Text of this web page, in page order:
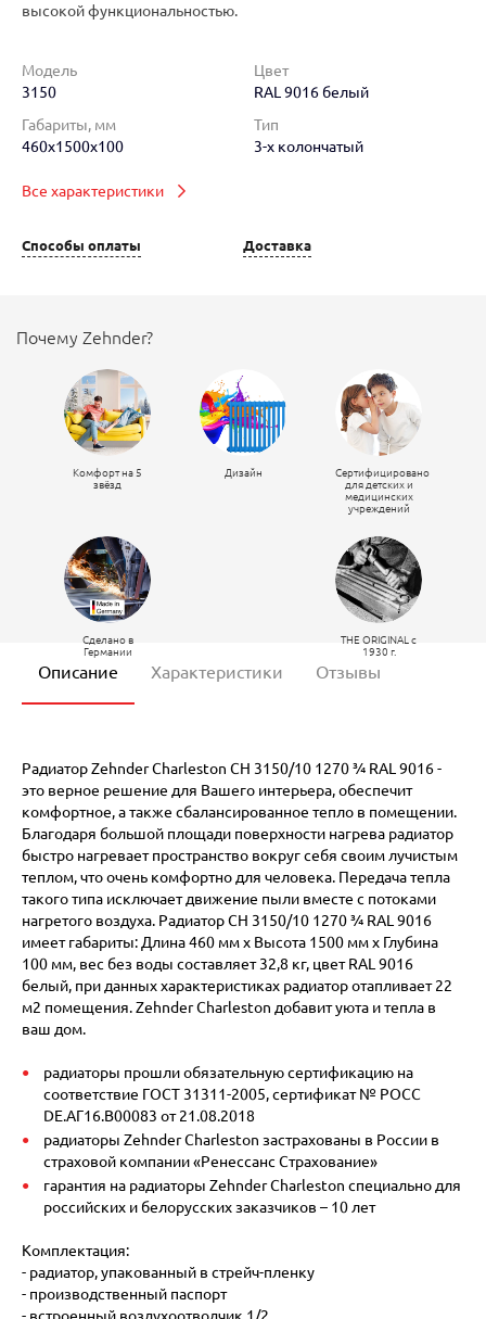
высокой функциональностью.
Модель
3150
Цвет
RAL 9016 белый
Габариты, мм
460x1500x100
Тип
3-х колончатый
Все характеристики
Способы оплаты Доставка
Почему Zehnder?
Комфорт на 5
звёзд
Дизайн
Сертифицировано
для детских и
медицинских
учреждений
Сделано в
Германии
THE ORIGINAL c
1930 г.
Описание Характеристики Отзывы
Радиатор Zehnder Charleston CH 3150/10 1270 ¾ RAL 9016 -
это верное решение для Вашего интерьера, обеспечит
комфортное, а также сбалансированное тепло в помещении.
Благодаря большой площади поверхности нагрева радиатор
быстро нагревает пространство вокруг себя своим лучистым
теплом, что очень комфортно для человека. Передача тепла
такого типа исключает движение пыли вместе с потоками
нагретого воздуха. Радиатор CH 3150/10 1270 ¾ RAL 9016
имеет габариты: Длина 460 мм х Высота 1500 мм х Глубина
100 мм, вес без воды составляет 32,8 кг, цвет RAL 9016
белый, при данных характеристиках радиатор отапливает 22
м2 помещения. Zehnder Charleston добавит уюта и тепла в
ваш дом.
радиаторы прошли обязательную сертификацию на
соответствие ГОСТ 31311-2005, сертификат № POCC
DE.АГ16.В00083 от 21.08.2018
радиаторы Zehnder Charleston застрахованы в России в
страховой компании «Ренессанс Страхование»
гарантия на радиаторы Zehnder Charleston специально для
российских и белорусских заказчиков – 10 лет
Комплектация:
- радиатор, упакованный в стрейч-пленку
- производственный паспорт